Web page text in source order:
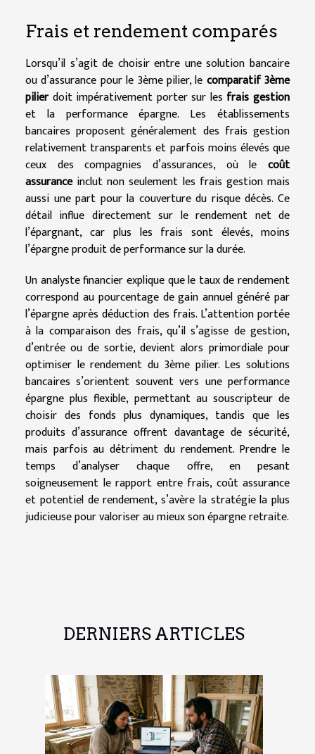
Frais et rendement comparés
Lorsqu’il s’agit de choisir entre une solution bancaire
ou d’assurance pour le 3ème pilier, le comparatif 3ème
pilierdoit impérativement porter sur les frais gestion
et la performance épargne. Les établissements
bancaires proposent généralement des frais gestion
relativement transparents et parfois moins élevés que
ceux des compagnies d’assurances, où le coût
assuranceinclut non seulement les frais gestion mais
aussi une part pour la couverture du risque décès. Ce
détail influe directement sur le rendement net de
l’épargnant, car plus les frais sont élevés, moins
l’épargne produit de performance sur la durée.
Un analyste financier explique que le taux de rendement
correspond au pourcentage de gain annuel généré par
l’épargne après déduction des frais. L’attention portée
à la comparaison des frais, qu’il s’agisse de gestion,
d’entrée ou de sortie, devient alors primordiale pour
optimiser le rendement du 3ème pilier. Les solutions
bancaires s’orientent souvent vers une performance
épargne plus flexible, permettant au souscripteur de
choisir des fonds plus dynamiques, tandis que les
produits d’assurance offrent davantage de sécurité,
mais parfois au détriment du rendement. Prendre le
temps d’analyser chaque offre, en pesant
soigneusement le rapport entre frais, coût assurance
et potentiel de rendement, s’avère la stratégie la plus
judicieuse pour valoriser au mieux son épargne retraite.
DERNIERS ARTICLES